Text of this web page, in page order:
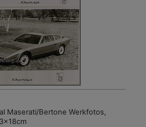
Maserati/Bertone Werkfotos,